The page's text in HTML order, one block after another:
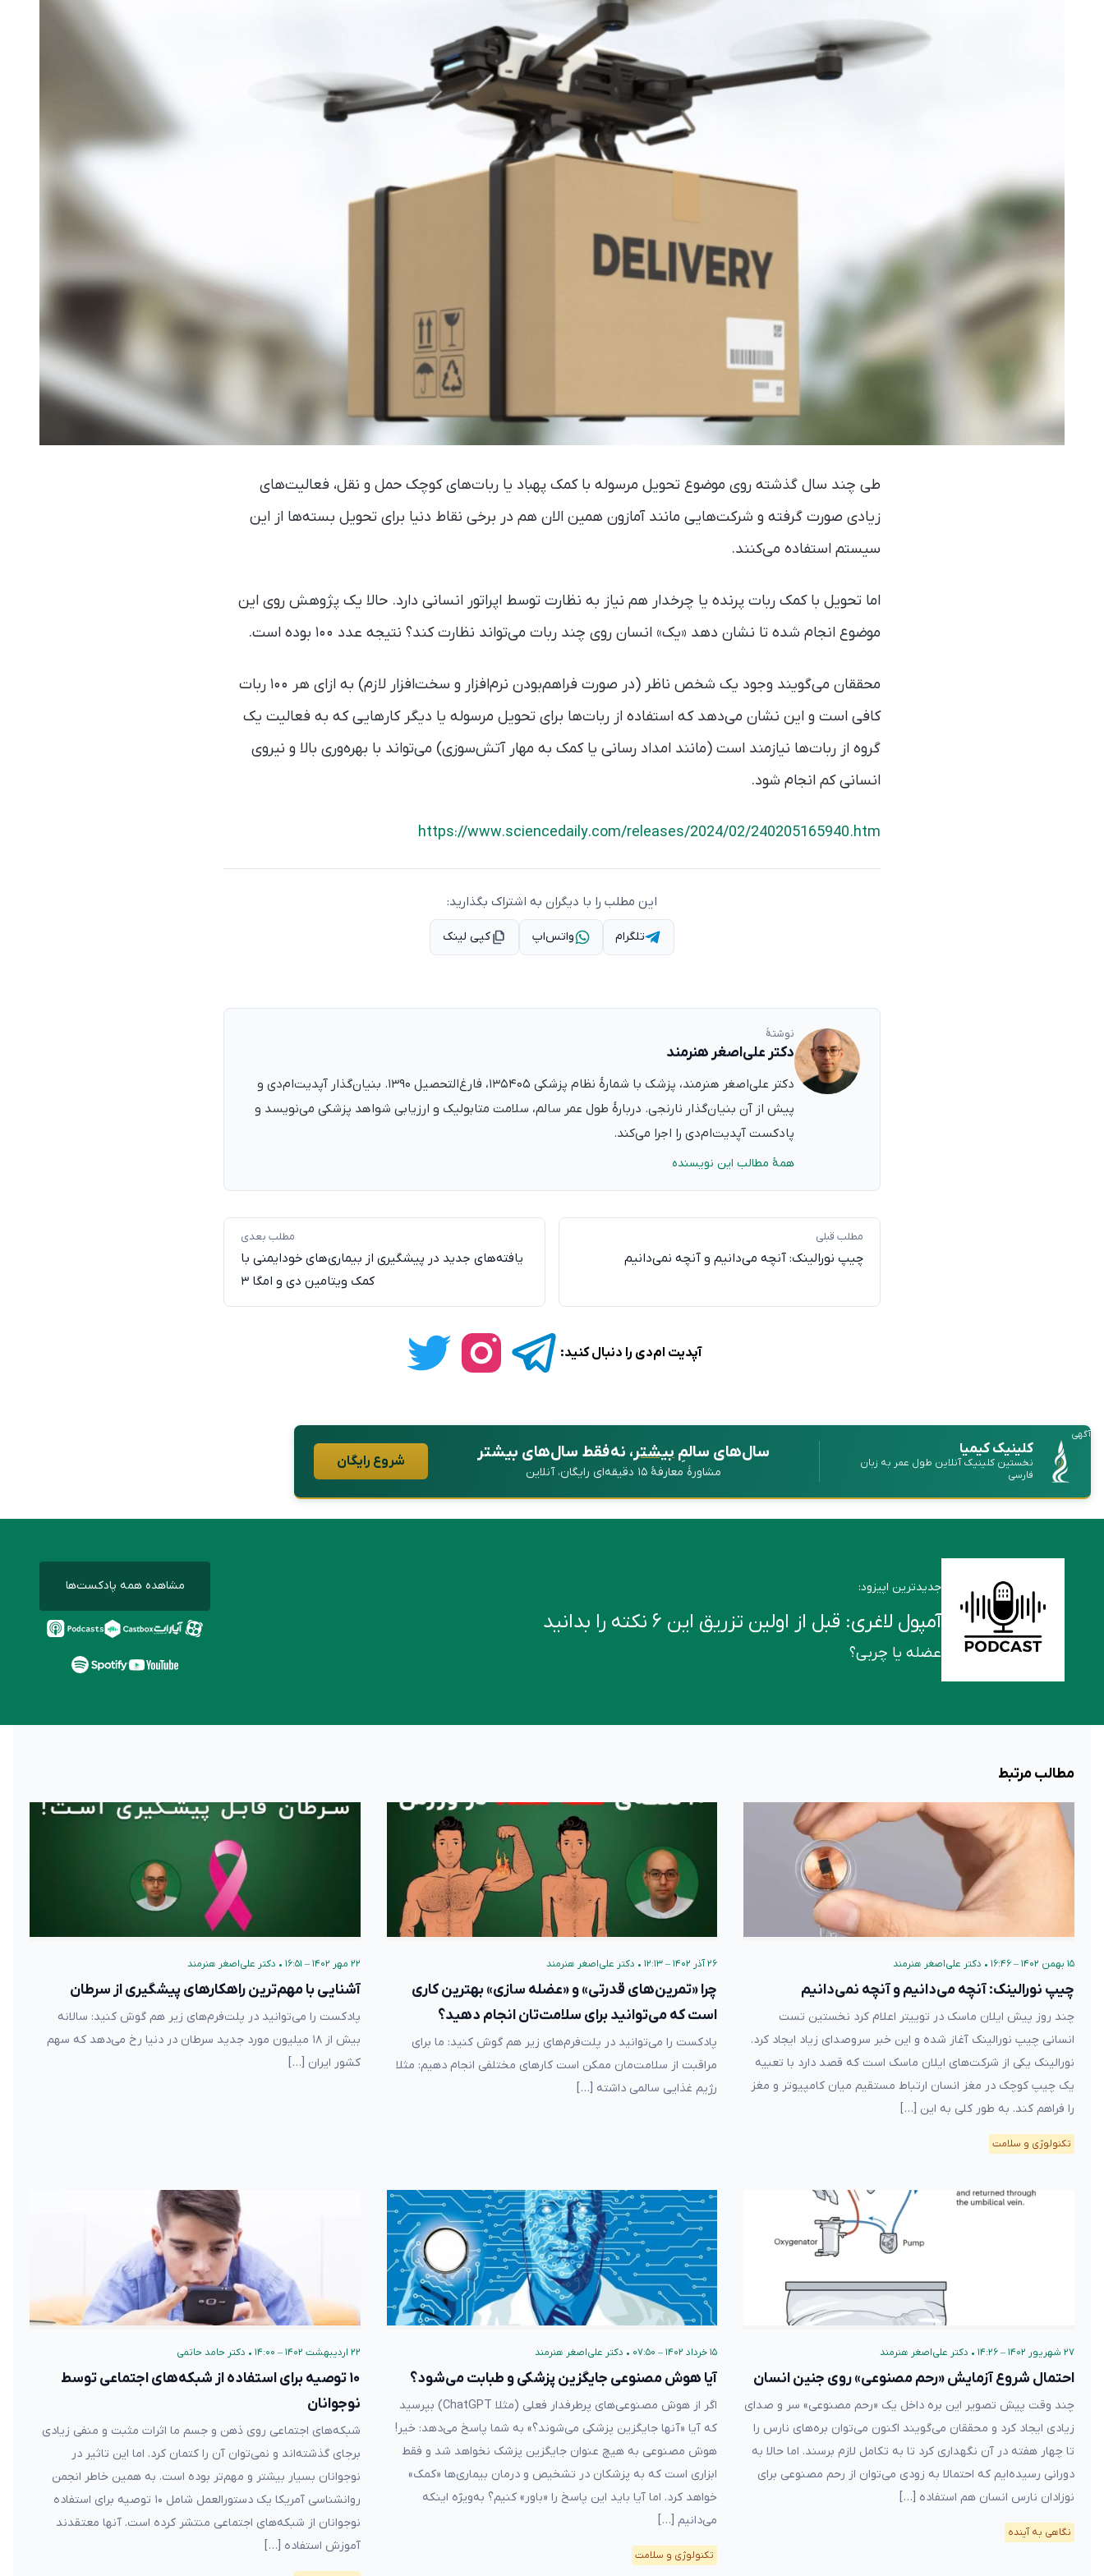
طی چند سال گذشته روی موضوع تحویل مرسوله‌ با کمک پهباد یا ربات‌های کوچک حمل و نقل، فعالیت‌های
زیادی صورت گرفته و شرکت‌هایی مانند آمازون همین الان هم در برخی نقاط دنیا برای تحویل بسته‌ها از این
سیستم استفاده می‌کنند.
اما تحویل با کمک ربات پرنده یا چرخدار هم نیاز به نظارت توسط اپراتور انسانی دارد. حالا یک پژوهش روی این
موضوع انجام شده تا نشان دهد «یک» انسان روی چند ربات می‌تواند نظارت کند؟ نتیجه‌ عدد ۱۰۰ بوده است.
محققان می‌گویند وجود یک شخص ناظر (در صورت فراهم‌بودن نرم‌افزار و سخت‌افزار لازم) به ازای هر ۱۰۰ ربات
کافی است و این نشان می‌دهد که استفاده از ربات‌ها برای تحویل مرسوله یا دیگر کارهایی که به فعالیت یک
گروه از ربات‌ها نیازمند است (مانند امداد رسانی یا کمک به مهار آتش‌سوزی) می‌تواند با بهره‌وری بالا و نیروی
انسانی کم انجام شود.
https://www.sciencedaily.com/releases/2024/02/240205165940.htm
این مطلب را با دیگران به اشتراک بگذارید:
تلگرام واتس‌اپ کپی لینک
نوشتهٔ
دکتر علی‌اصغر هنرمند
دکتر علی‌اصغر هنرمند، پزشک با شمارهٔ نظام پزشکی ۱۳۵۴۰۵، فارغ‌التحصیل ۱۳۹۰. بنیان‌گذار آپدیت‌ام‌دی و
پیش از آن بنیان‌گذار نارنجی. دربارهٔ طول عمر سالم، سلامت متابولیک و ارزیابی شواهد پزشکی می‌نویسد و
پادکست آپدیت‌ام‌دی را اجرا می‌کند.
همهٔ مطالب این نویسنده
مطلب قبلی
چیپ نورالینک: آنچه می‌دانیم و آنچه نمی‌دانیم
مطلب بعدی
یافته‌های جدید در پیشگیری از بیماری‌های خودایمنی با
کمک ویتامین دی و امگا ۳
آپدیت ام‌دی را دنبال کنید:
آگهی
کلینیک کیمیا
نخستین کلینیک آنلاین طول عمر به زبان
فارسی
سال‌های سالمِبیشتر، نه فقط سال‌های بیشتر
مشاورهٔ معارفهٔ ۱۵ دقیقه‌ای رایگان، آنلاین
شروع رایگان
جدیدترین اپیزود:
آمپول لاغری: قبل از اولین تزریق این ۶ نکته را بدانید
عضله یا چربی؟
مشاهده همه پادکست‌ها
مطالب مرتبط
۱۵ بهمن ۱۴۰۲ – ۱۶:۴۶ • دکتر علی‌اصغر هنرمند
چیپ نورالینک: آنچه می‌دانیم و آنچه نمی‌دانیم
چند روز پیش ایلان ماسک در توییتر اعلام کرد نخستین تست
انسانی چیپ نورالینک آغاز شده و این خبر سروصدای زیاد ایجاد کرد.
نورالینک یکی از شرکت‌های ایلان ماسک است که قصد دارد با تعبیه
یک چیپ کوچک در مغز انسان ارتباط مستقیم میان کامپیوتر و مغز
را فراهم کند. به طور کلی به این […]
تکنولوژی و سلامت
۲۶ آذر ۱۴۰۲ – ۱۲:۱۳ • دکتر علی‌اصغر هنرمند
چرا «تمرین‌های قدرتی» و «عضله سازی» بهترین کاری
است که می‌توانید برای سلامت‌تان انجام دهید؟
پادکست را می‌توانید در پلت‌فرم‌های زیر هم گوش کنید: ما برای
مراقبت از سلامت‌مان ممکن است کارهای مختلفی انجام دهیم: مثلا
رژیم غذایی سالمی داشته […]
۲۲ مهر ۱۴۰۲ – ۱۶:۵۱ • دکتر علی‌اصغر هنرمند
آشنایی با مهم‌ترین راهکارهای پیشگیری از سرطان
پادکست را می‌توانید در پلت‌فرم‌های زیر هم گوش کنید: سالانه
بیش از ۱۸ میلیون مورد جدید سرطان در دنیا رخ می‌دهد که سهم
کشور ایران […]
۲۷ شهریور ۱۴۰۲ – ۱۴:۲۶ • دکتر علی‌اصغر هنرمند
احتمال شروع آزمایش «رحم مصنوعی» روی جنین انسان
چند وقت پیش تصویر این بره داخل یک «رحم مصنوعی» سر و صدای
زیادی ایجاد کرد و محققان می‌گویند اکنون می‌توان بره‌های نارس را
تا چهار هفته در آن نگهداری کرد تا به تکامل لازم برسند. اما حالا به
دورانی رسیده‌ایم که احتمالا به زودی می‌توان از رحم مصنوعی برای
نوزادان نارس انسان هم استفاده […]
نگاهی به آینده
۱۵ خرداد ۱۴۰۲ – ۰۷:۵۰ • دکتر علی‌اصغر هنرمند
آیا هوش مصنوعی جایگزین پزشکی و طبابت می‌شود؟
اگر از هوش مصنوعی‌های پرطرفدار فعلی (مثلا ChatGPT) بپرسید
که آیا «آنها جایگزین پزشکی می‌شوند؟» به شما پاسخ می‌دهد: خیر!
هوش مصنوعی به هیچ عنوان جایگزین پزشک نخواهد شد و فقط
ابزاری است که به پزشکان در تشخیص و درمان بیماری‌ها «کمک»
خواهد کرد. اما آیا باید این پاسخ را «باور» کنیم؟ به‌ویژه اینکه
می‌دانیم […]
تکنولوژی و سلامت
۲۲ اردیبهشت ۱۴۰۲ – ۱۴:۰۰ • دکتر حامد حاتمی
۱۰ توصیه برای استفاده از شبکه‌های اجتماعی توسط
نوجوانان
شبکه‌های اجتماعی روی ذهن و جسم ما اثرات مثبت و منفی زیادی
برجای گذشته‌اند و نمی‌توان آن را کتمان کرد. اما این تاثیر در
نوجوانان بسیار بیشتر و مهم‌تر بوده است. به همین خاطر انجمن
روانشناسی آمریکا یک دستورالعمل شامل ۱۰ توصیه برای استفاده
نوجوانان از شبکه‌های اجتماعی منتشر کرده است. آنها معتقدند
آموزش استفاده […]